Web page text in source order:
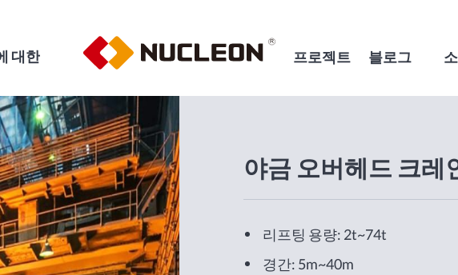
대한 프로젝트 블로그
야금 오버헤드 크레
리프팅 용량: 2t~74t
경간: 5m~40m